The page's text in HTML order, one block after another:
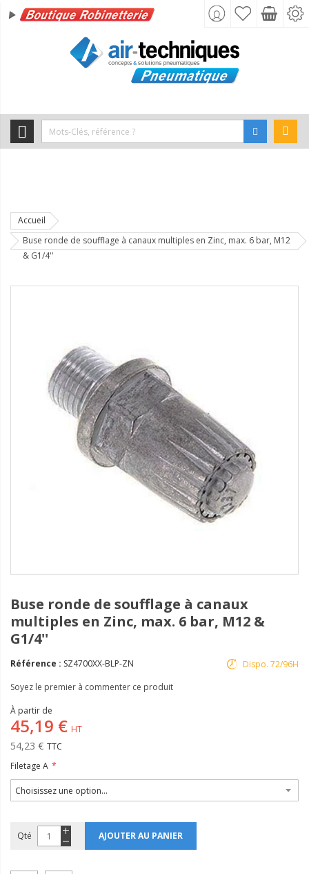
Accueil
Buse ronde de soufflage à canaux multiples en Zinc, max. 6 bar, M12
& G1/4''
Buse ronde de soufflage à canaux
multiples en Zinc, max. 6 bar, M12 &
G1/4''
Dispo. 72/96H
Référence : SZ4700XX-BLP-ZN
Soyez le premier à commenter ce produit
À partir de
54,23 €
45,19 €
Filetage A
Qté AJOUTER AU PANIER